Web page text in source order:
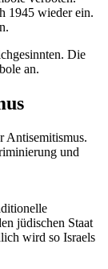
1945 wieder ein.
Die
an.
Antisemitismus.
und
jüdischen Staat
wird so Israels